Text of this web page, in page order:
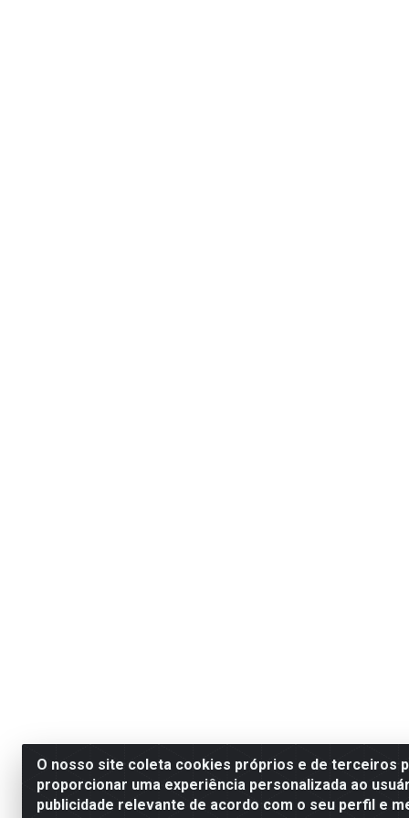
O nosso site coleta cookies próprios e de terceiros
proporcionar uma experiência personalizada ao
publicidade relevante de acordo com o seu perfil e